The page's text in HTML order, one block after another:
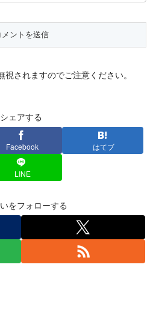
されますのでご注意ください。
シェアする
Facebook はてブ
LINE
をフォローする